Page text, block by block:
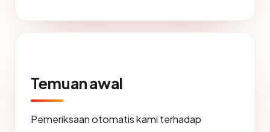
Temuan awal
Pemeriksaan otomatis kami terhadap